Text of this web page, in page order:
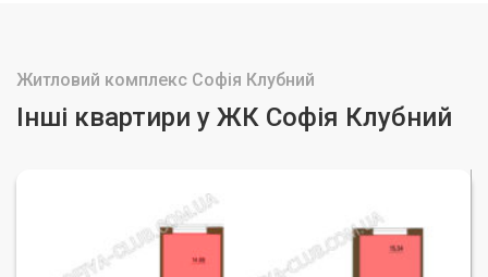
Житловий комплекс Софія Клубний
Інші квартири у ЖК Софія Клубний